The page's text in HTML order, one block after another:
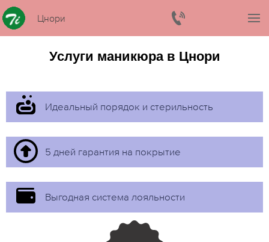
Цнори
Услуги маникюра в Цнори
Идеальный порядок и стерильность
5 дней гарантия на покрытие
Выгодная система лояльности